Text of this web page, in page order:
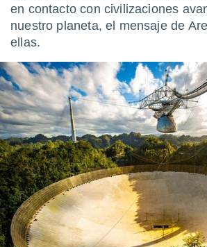
forma
digital
basada
permite
seguir
contenido
coste.
botón
a la
la
ACEPTAR
Y
CONTINUAR
CONFIGURACIÓN
en contacto con civilizaciones
nuestro planeta, el mensaje de
ellas.